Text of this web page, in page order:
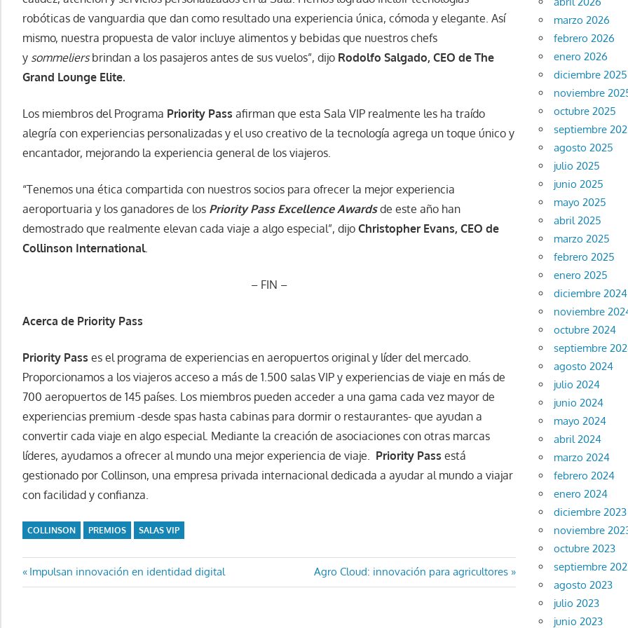
robóticas de vanguardia que dan como resultado una experiencia única, cómoda y elegante. Así
mismo, nuestra propuesta de valor incluye alimentos y bebidas que nuestros chefs
y sommeliersbrindan a los pasajeros antes de sus vuelos”, dijo Rodolfo Salgado, CEO de The
Grand Lounge Elite.
Los miembros del Programa Priority Pass afirman que esta Sala VIP realmente les ha traído
alegría con experiencias personalizadas y el uso creativo de la tecnología agrega un toque único y
encantador, mejorando la experiencia general de los viajeros.
“Tenemos una ética compartida con nuestros socios para ofrecer la mejor experiencia
aeroportuaria y los ganadores de los Priority Pass Excellence Awardsde este año han
demostrado que realmente elevan cada viaje a algo especial”, dijo Christopher Evans, CEO de
Collinson International.
– FIN –
Acerca de Priority Pass
Priority Pass es el programa de experiencias en aeropuertos original y líder del mercado.
Proporcionamos a los viajeros acceso a más de 1.500 salas VIP y experiencias de viaje en más de
700 aeropuertos de 145 países. Los miembros pueden acceder a una gama cada vez mayor de
experiencias premium -desde spas hasta cabinas para dormir o restaurantes- que ayudan a
convertir cada viaje en algo especial. Mediante la creación de asociaciones con otras marcas
líderes, ayudamos a ofrecer al mundo una mejor experiencia de viaje. Priority Pass está
gestionado por Collinson, una empresa privada internacional dedicada a ayudar al mundo a viajar
con facilidad y confianza.
COLLINSON PREMIOS SALAS VIP
Navegación
Entrada
anterior:
Impulsan innovación en identidad digital
Entrada
siguiente:
Agro Cloud: innovación para agricultores
marzo 2026
febrero 2026
enero 2026
diciembre 2025
noviembre
octubre 2025
septiembre
agosto 2025
julio 2025
junio 2025
mayo 2025
abril 2025
marzo 2025
febrero 2025
enero 2025
diciembre 2024
noviembre
octubre 2024
septiembre
agosto 2024
julio 2024
junio 2024
mayo 2024
abril 2024
marzo 2024
febrero 2024
enero 2024
diciembre 2023
noviembre
octubre 2023
septiembre
agosto 2023
julio 2023
junio 2023